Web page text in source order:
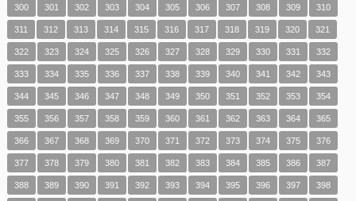
300 301 302 303 304 305 306 307 308 309 310
311 312 313 314 315 316 317 318 319 320 321
322 323 324 325 326 327 328 329 330 331 332
333 334 335 336 337 338 339 340 341 342 343
344 345 346 347 348 349 350 351 352 353 354
355 356 357 358 359 360 361 362 363 364 365
366 367 368 369 370 371 372 373 374 375 376
377 378 379 380 381 382 383 384 385 386 387
388 389 390 391 392 393 394 395 396 397 398